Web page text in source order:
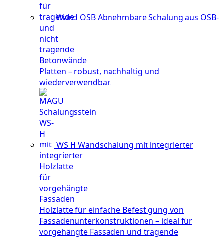
Wand OSBAbnehmbare Schalung aus OSB-
Platten – robust, nachhaltig und
wiederverwendbar.
WS H Wandschalung mit integrierter
Holzlatte für einfache Befestigung von
Fassadenunterkonstruktionen – ideal für
vorgehängte Fassaden und tragende